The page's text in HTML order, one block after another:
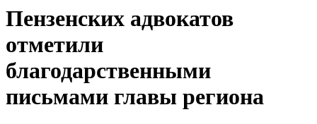
Пензенских адвокатов
отметили
благодарственными
письмами главы региона